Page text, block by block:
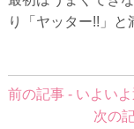
り「ヤッター!!」と
前
前の記事 - いよいよ
次の